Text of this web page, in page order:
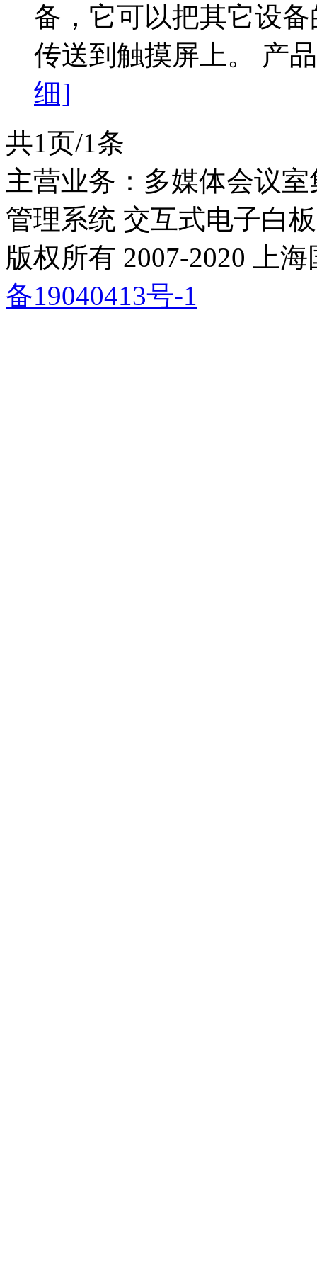
备，它可以把其它设
传送到触摸屏上。 产
细]
共1页/1条
主营业务：多媒体会议
管理系统 交互式电子白板
版权所有 2007-2020 上
备19040413号-1